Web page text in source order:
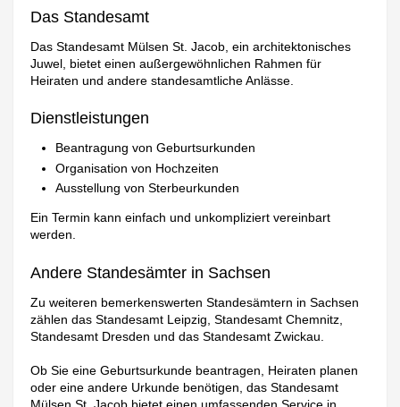
Das Standesamt
Das Standesamt Mülsen St. Jacob, ein architektonisches
Juwel, bietet einen außergewöhnlichen Rahmen für
Heiraten und andere standesamtliche Anlässe.
Dienstleistungen
Beantragung von Geburtsurkunden
Organisation von Hochzeiten
Ausstellung von Sterbeurkunden
Ein Termin kann einfach und unkompliziert vereinbart
werden.
Andere Standesämter in Sachsen
Zu weiteren bemerkenswerten Standesämtern in Sachsen
zählen das Standesamt Leipzig, Standesamt Chemnitz,
Standesamt Dresden und das Standesamt Zwickau.
Ob Sie eine Geburtsurkunde beantragen, Heiraten planen
oder eine andere Urkunde benötigen, das Standesamt